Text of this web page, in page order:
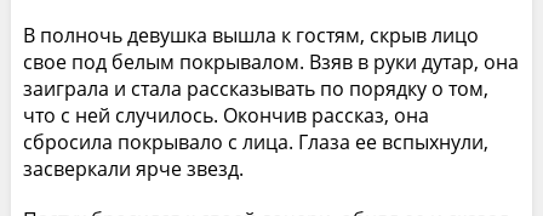
В полночь девушка вышла к гостям, скрыв лицо
свое под белым покрывалом. Взяв в руки дутар, она
заиграла и стала рассказывать по порядку о том,
что с ней случилось. Окончив рассказ, она
сбросила покрывало с лица. Глаза ее вспыхнули,
засверкали ярче звезд.